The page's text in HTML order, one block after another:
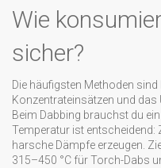
Wie
sicher?
Die häufigsten Methoden
Konzentrateinsätzen und das
Beim Dabbing brauchst du
Temperatur ist entscheidend:
harsche Dämpfe erzeugen.
315–450 °C für Torch-Dabs